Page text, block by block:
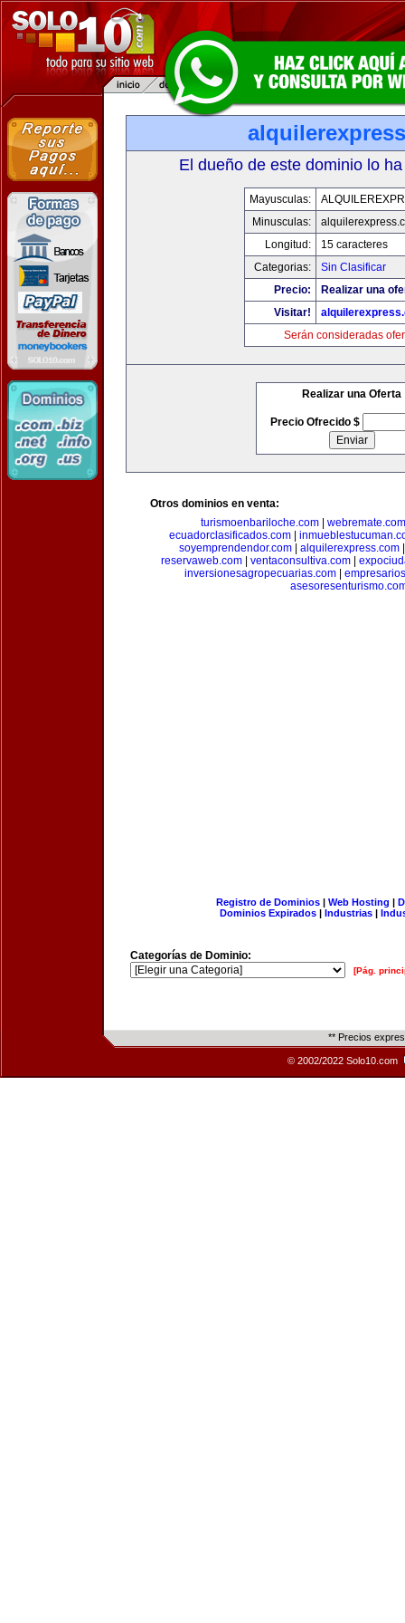
El dueño de este dominio lo
Mayusculas:
Minusculas:
Longitud:
15 caracteres
Categorias:
Sin Clasificar
Precio:
Realizar una
Visitar!
Serán consideradas
Realizar una Oferta
Precio Ofrecido $
Otros dominios en venta:
turismoenbariloche.com| webremate.com
ecuadorclasificados.com
soyemprendendor.com| alquilerexpress.com
reservaweb.com| ventaconsultiva.com|
inversionesagropecuarias.com
Registro de Dominios| Web Hosting |
Dominios Expirados | Industrias |
Categorías de Dominio:
[Pág.
** Precios
© 2002/2022 Solo10.com